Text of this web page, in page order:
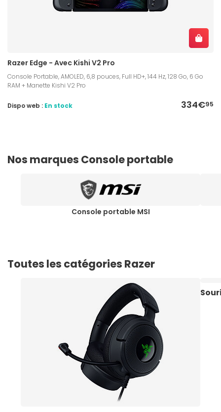
Razer Edge - Avec Kishi V2 Pro
Console Portable, AMOLED, 6,8 pouces, Full HD+, 144 Hz, 128 Go, 6 Go
RAM + Manette Kishi V2 Pro
334€95
Dispo web : En stock
Nos marques Console portable
Console portable MSI
Toutes les catégories Razer